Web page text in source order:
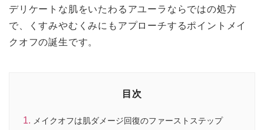
デリケートな肌をいたわるアユーラならではの処方
で、くすみやむくみにもアプローチするポイントメイ
クオフの誕生です。
目次
メイクオフは肌ダメージ回復のファーストステップ